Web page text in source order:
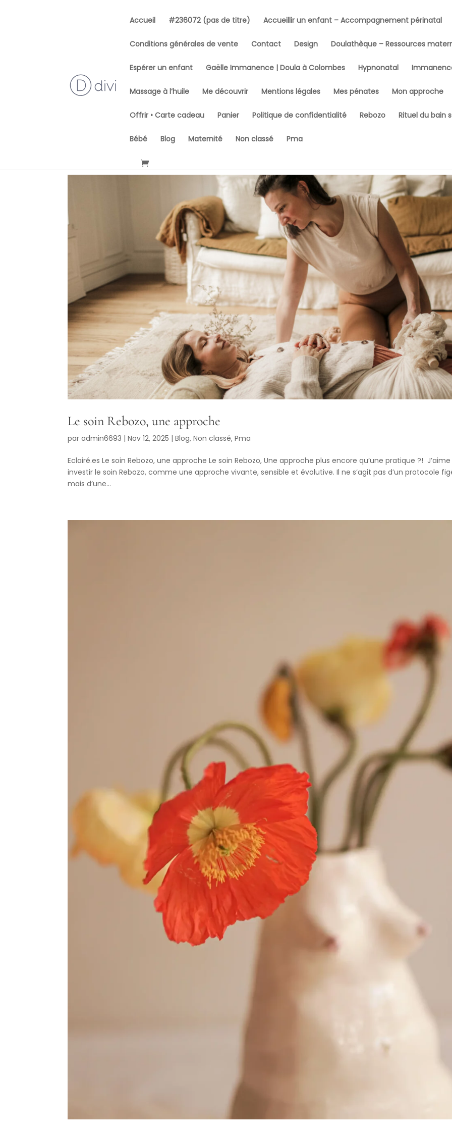
Accueil #236072 (pas de titre) Accueillir un enfant – Accompagnement périnatal
Conditions générales de vente Contact Design Doulathèque – Ressources
Espérer un enfant Gaëlle Immanence | Doula à Colombes Hypnonatal
Massage à l’huile Me découvrir Mentions légales Mes pénates Mon approche
Offrir • Carte cadeau Panier Politique de confidentialité Rebozo Rituel du bain
Bébé Blog Maternité Non classé Pma
Le soin Rebozo, une approche
paradmin6693 |Nov 12, 2025 |Blog,Non classé,Pma
Eclairé.es Le soin Rebozo, une approche Le soin Rebozo, Une approche plus encore qu’une pratique ?! J’aime
investir le soin Rebozo, comme une approche vivante, sensible et évolutive. Il ne s’agit pas d’un protocole
mais d’une...